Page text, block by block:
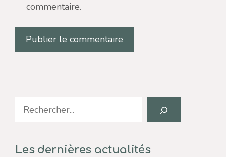
commentaire.
Search
Les dernières actualités